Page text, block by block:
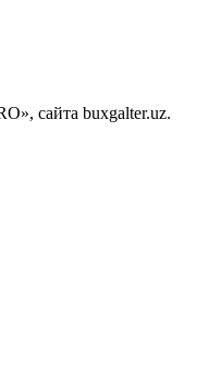
сайта buxgalter.uz.